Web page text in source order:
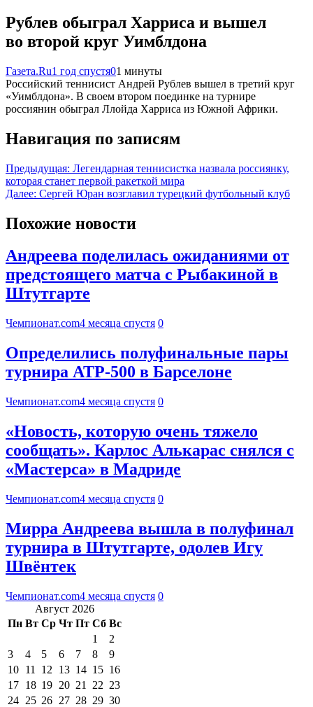
Рублев обыграл Харриса и вышел
во второй круг Уимблдона
Газета.Ru1 год спустя01 минуты
Российский теннисист Андрей Рублев вышел в третий круг
«Уимблдона». В своем втором поединке на турнире
россиянин обыграл Ллойда Харриса из Южной Африки.
Навигация по записям
Предыдущая: Легендарная теннисистка назвала россиянку,
которая станет первой ракеткой мира
Далее: Сергей Юран возглавил турецкий футбольный клуб
Похожие новости
Андреева поделилась ожиданиями от
предстоящего матча с Рыбакиной в
Штутгарте
Чемпионат.com4 месяца спустя 0
Определились полуфинальные пары
турнира ATP-500 в Барселоне
Чемпионат.com4 месяца спустя 0
«Новость, которую очень тяжело
сообщать». Карлос Алькарас снялся с
«Мастерса» в Мадриде
Чемпионат.com4 месяца спустя 0
Мирра Андреева вышла в полуфинал
турнира в Штутгарте, одолев Игу
Швёнтек
Чемпионат.com4 месяца спустя 0
Август 2026
Пн Вт Ср Чт Пт Сб Вс
1
2
3
4 5 6 7 8
9
10 11 12 13 14 15 16
17 18 19 20 21 22 23
24 25 26 27 28 29 30